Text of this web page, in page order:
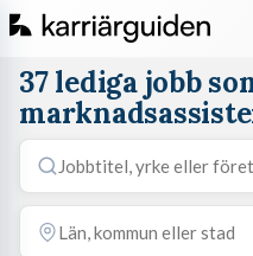
37 lediga jobb